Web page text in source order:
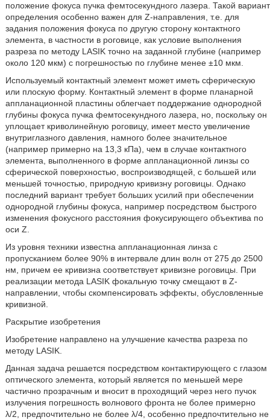
положение фокуса пучка фемтосекундного лазера. Такой вариант
определения особенно важен для Z-направления, т.е. для
задания положения фокуса по другую сторону контактного
элемента, в частности в роговице, как условие выполнения
разреза по методу LASIK точно на заданной глубине (например
около 120 мкм) с погрешностью по глубине менее ±10 мкм.
Используемый контактный элемент может иметь сферическую
или плоскую форму. Контактный элемент в форме планарной
аппланационной пластины облегчает поддержание однородной
глубины фокуса пучка фемтосекундного лазера, но, поскольку он
уплощает криволинейную роговицу, имеет место увеличение
внутриглазного давления, намного более значительное
(например примерно на 13,3 кПа), чем в случае контактного
элемента, выполненного в форме аппланационной линзы со
сферической поверхностью, воспроизводящей, с большей или
меньшей точностью, природную кривизну роговицы. Однако
последний вариант требует больших усилий при обеспечении
однородной глубины фокуса, например посредством быстрого
изменения фокусного расстояния фокусирующего объектива по
оси Ζ.
Из уровня техники известна аппланационная линза с
пропусканием более 90% в интервале длин волн от 275 до 2500
нм, причем ее кривизна соответствует кривизне роговицы. При
реализации метода LASIK фокальную точку смещают в Ζ-
направлении, чтобы скомпенсировать эффекты, обусловленные
кривизной.
Раскрытие изобретения
Изобретение направлено на улучшение качества разреза по
методу LASIK.
Данная задача решается посредством контактирующего с глазом
оптического элемента, который является по меньшей мере
частично прозрачным и вносит в проходящий через него пучок
излучения погрешность волнового фронта не более примерно
λ/2, предпочтительно не более λ/4, особенно предпочтительно не